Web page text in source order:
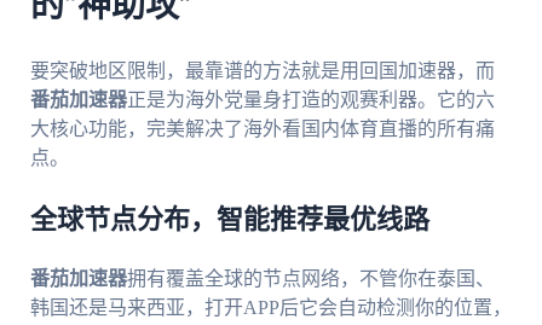
要突破地区限制，最靠谱的方法就是用回国加速器，而
番茄加速器正是为海外党量身打造的观赛利器。它的六
大核心功能，完美解决了海外看国内体育直播的所有痛
点。
全球节点分布，智能推荐最优线路
番茄加速器拥有覆盖全球的节点网络，不管你在泰国、
韩国还是马来西亚，打开APP后它会自动检测你的位置，